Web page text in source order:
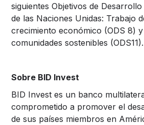
siguientes Objetivos de
de las Naciones Unidas: Trabajo
crecimiento económico (ODS 8)
comunidades sostenibles (ODS11).
Sobre BID Invest
BID Invest es un banco
comprometido a promover el
de sus países miembros en